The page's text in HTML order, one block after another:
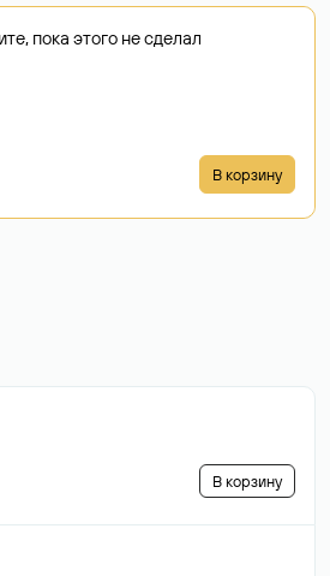
пока этого не сделал
В корзину
В корзину